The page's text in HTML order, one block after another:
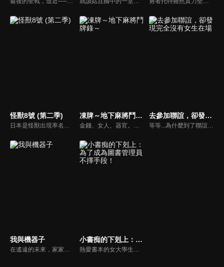
怪獸8號 (第二季) 凍牌～地下麻將鬥牌錄～ 去參加聯誼，卻發現完全沒有女生在場
等等...為什麼到了聯誼現場只看到帥哥啊！？？大學生常盤受修同一門課的蘇芳同學邀約，邀請他找兩個好友一起進行三對三聯誼。三個男生滿懷期待地到了居酒屋，結果看到座位上只有三個帥哥在等著...男性6人、女性0人的聯誼正式展開！！？
我與機器子 小書痴的下剋上：為了成為圖書管理員不擇手段！